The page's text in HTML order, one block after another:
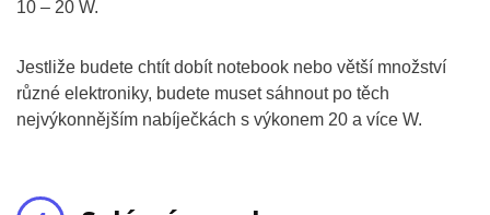
10 – 20 W.
Jestliže budete chtít dobít notebook nebo větší množství
různé elektroniky, budete muset sáhnout po těch
nejvýkonnějším nabíječkách s výkonem 20 a více W.